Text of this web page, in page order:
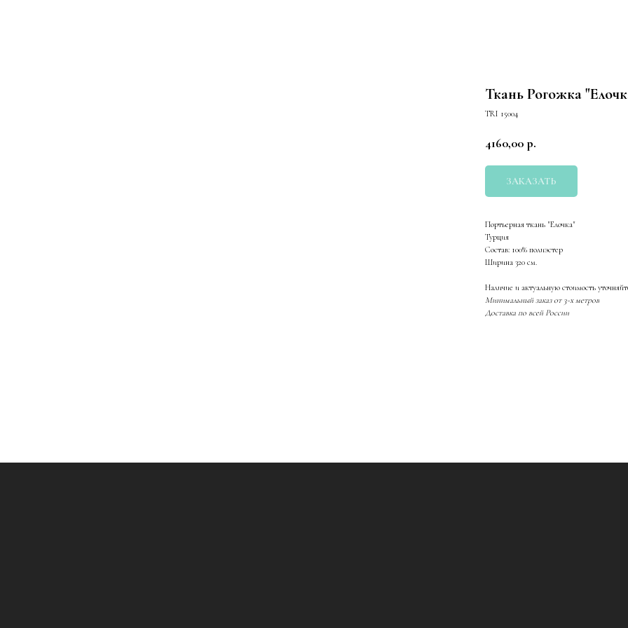
Ткань Рогожка
TRI 15004
4160,00 р.
ЗАКАЗАТЬ
Портьерная ткань "Елочка"
Турция
Состав: 100% полиэстер
Ширина 320 см.
Наличие и актуальную стоимость
Минимальный заказ от 3-х метров
Доставка по всей России